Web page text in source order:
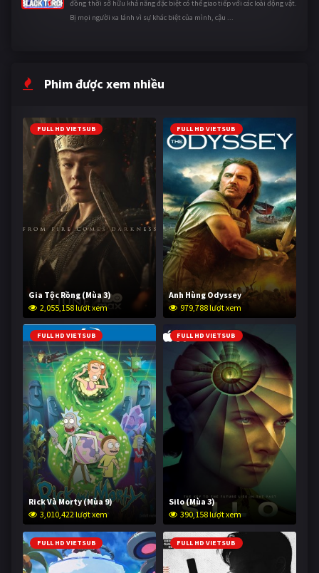
đồng thời sở hữu khả năng đặc biệt có thể giao tiếp với các loài động vật.
Bị mọi người xa lánh vì sự khác biệt của mình, cậu ...
Phim được xem nhiều
FULL HD VIETSUB
Gia Tộc Rồng (Mùa 3)
2,055,158 lượt xem
FULL HD VIETSUB
Anh Hùng Odyssey
979,788 lượt xem
FULL HD VIETSUB
Rick Và Morty (Mùa 9)
3,010,422 lượt xem
FULL HD VIETSUB
Silo (Mùa 3)
390,158 lượt xem
FULL HD VIETSUB FULL HD VIETSUB